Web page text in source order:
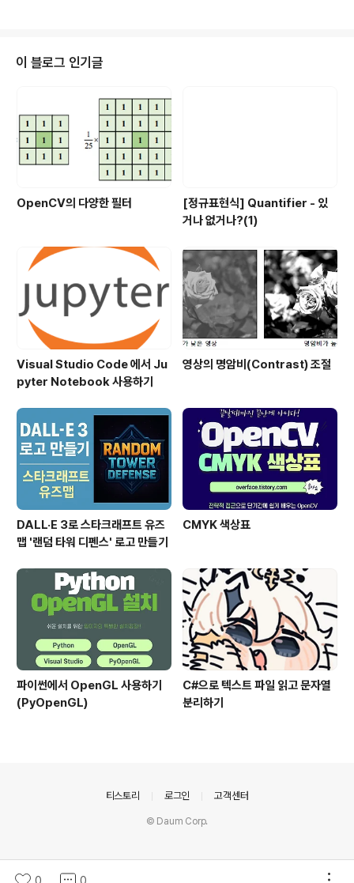
ift+enter, ctrl+enter 등 단축키를 Visual Studio Co
de에서 사용할 수 있는 확장 플러그인입니다. python 파
터 노트북 파일은 명령 팔레트로 만들어야 ..
이 블로그 인기글
OpenCV의 다양한 필터
[정규표현식] Quantifier - 있
거나 없거나?(1)
Visual Studio Code 에서 Ju
pyter Notebook 사용하기
영상의 명암비(Contrast) 조절
DALL·E 3로 스타크래프트 유즈
맵 '랜덤 타워 디펜스' 로고 만들기
CMYK 색상표
파이썬에서 OpenGL 사용하기
(PyOpenGL)
C#으로 텍스트 파일 읽고 문자열
분리하기
티스토리 로그인 고객센터
© Daum Corp.